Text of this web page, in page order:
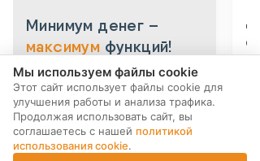
Минимум денег –
максимум функций!
Экономия до 50% стоимости
нового устройства.
Мы выкупаем смартфоны в больших
объемах у компаний-партнеров.
Выкупаем устройства по программе
trade-in по всей России. После
Мы используем файлы cookie
Этот сайт использует файлы cookie для
улучшения работы и анализа трафика.
Продолжая использовать сайт, вы
соглашаетесь с нашей политикой
использования cookie.